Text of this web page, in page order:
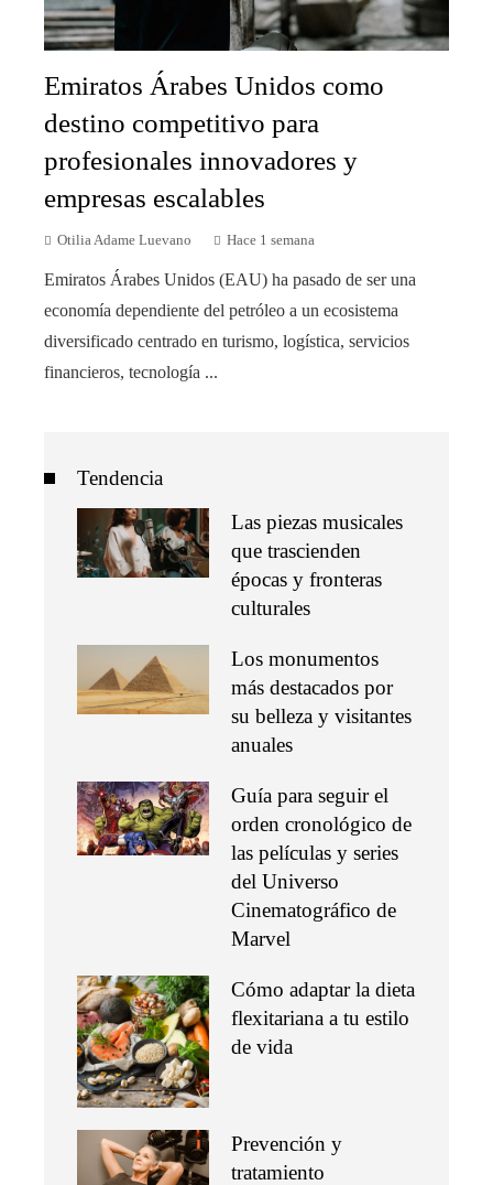
Emiratos Árabes Unidos como
destino competitivo para
profesionales innovadores y
empresas escalables
Otilia Adame Luevano Hace 1 semana
Emiratos Árabes Unidos (EAU) ha pasado de ser una
economía dependiente del petróleo a un ecosistema
diversificado centrado en turismo, logística, servicios
financieros, tecnología ...
Tendencia
Las piezas musicales
que trascienden
épocas y fronteras
culturales
Los monumentos
más destacados por
su belleza y visitantes
anuales
Guía para seguir el
orden cronológico de
las películas y series
del Universo
Cinematográfico de
Marvel
Cómo adaptar la dieta
flexitariana a tu estilo
de vida
Prevención y
tratamiento